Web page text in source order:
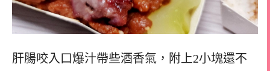
肝腸咬入口爆汁帶些酒香氣， 附上2小塊還不